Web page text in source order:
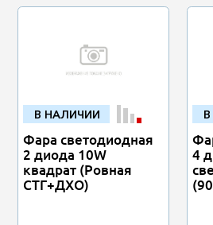
В НАЛИЧИИ
Фара светодиодная
2 диода 10W
квадрат (Ровная
СТГ+ДХО)
4